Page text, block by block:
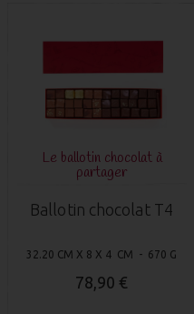
Le ballotin chocolat à
partager
Ballotin chocolat T4
32.20 CM X 8 X 4 CM - 670 G
78,90 €